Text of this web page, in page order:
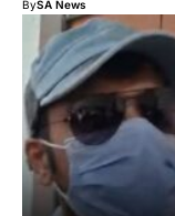
BySA News